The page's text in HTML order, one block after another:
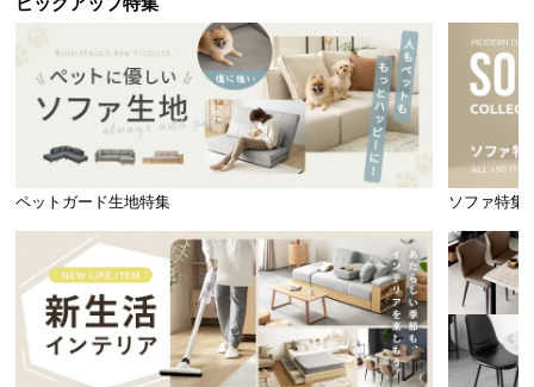
ペットガード生地特集 ソファ特集